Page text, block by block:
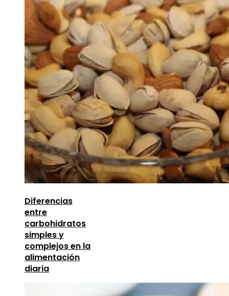
Diferencias
entre
carbohidratos
simples y
complejos en la
alimentación
diaria